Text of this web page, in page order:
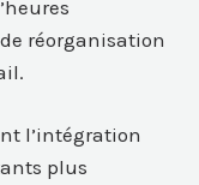
réorganisation
l’intégration
plus